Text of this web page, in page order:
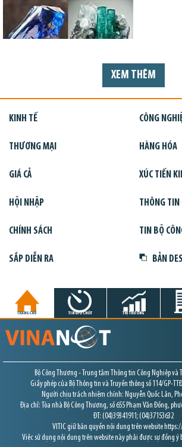
XEM THÊM
KINH TẾ CÔNG
THƯƠNG MẠI HÀNG HÓA
GIÁ CẢ XÚC TIẾN
HỘI NHẬP THÔNG TIN
CHÍNH SÁCH TIN BỘ
SẮP DIỄN RA BẢN
TRANG CHỦ TIN GIỜ CHÓT THỊ TRƯỜNG
Bộ Công Thương - Trung tâm Thông tin Công Nghiệp và
Giấy phép của Bộ Thông tin và Truyền thông số 114/GP-
Người chịu trách nhiệm chính: Nguyễn Quốc Lân,
Địa chỉ: Tòa nhà Bộ Công Thương, số 655 Phạm Văn Đồng,
ĐT: (04)39341911; (04)37153632
VITIC giữ bản quyền nội dung trên website
Việc sử dụng nội dung trên website này phải được sự đồng ý